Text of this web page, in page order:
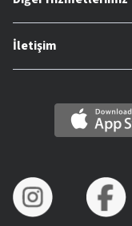
İletişim